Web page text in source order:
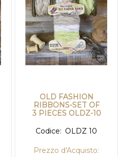
OLD FASHION
RIBBONS-SET OF
3 PIECES OLDZ-10
Codice: OLDZ 10
Prezzo d'Acquisto: